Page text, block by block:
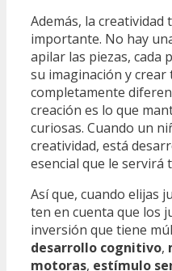
Además, la
importante. No hay
apilar las piezas, cada
su imaginación y
completamente
creación es lo que
curiosas. Cuando un
creatividad, está
esencial que le servirá
Así que, cuando elijas
ten en cuenta que los
inversión que tiene
desarrollo cognitivo,
motoras, estímulo